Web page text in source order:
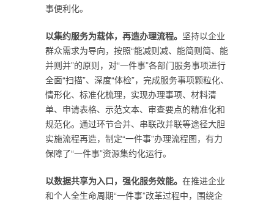
事便利化。
以集约服务为载体，再造办理流程。 坚持以企业
群众需求为导向，按照“能减则减、能简则简、能
并则并”的原则，对“一件事”各部门服务事项进行
全面“扫描”、深度“体检”，完成服务事项颗粒化、
情形化、标准化梳理，实现办理事项、材料清
单、申请表格、示范文本、审查要点的精准化和
规范化。通过环节合并、串联改并联等途径大胆
实施流程再造，制定“一件事”办理流程图，有力
保障了“一件事”资源集约化运行。
以数据共享为入口，强化服务效能。 在推进企业
和个人全生命周期“一件事”改革过程中，围绕企